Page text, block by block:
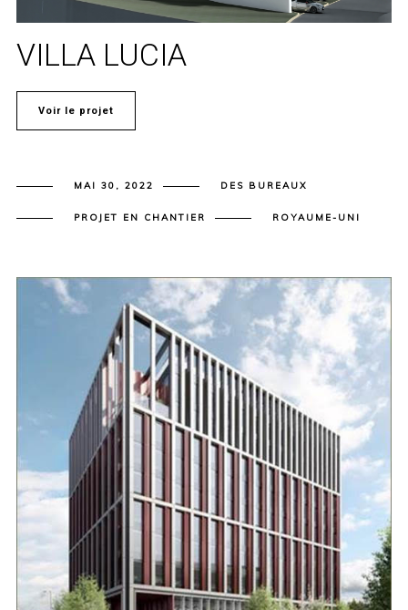
VILLA LUCIA
Voir le projet
MAI 30, 2022 DES BUREAUX
PROJET EN CHANTIER ROYAUME-UNI